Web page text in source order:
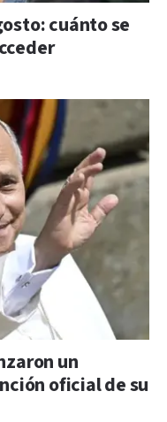
cuánto se
un
oficial de su